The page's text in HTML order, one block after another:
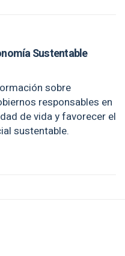
Sustentable
sobre
responsables en
de vida y favorecer el
sustentable.